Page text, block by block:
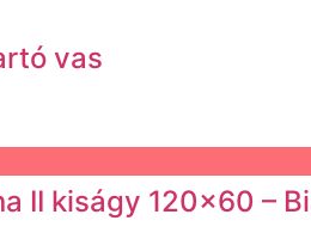
vas
II kiságy 120×60 –